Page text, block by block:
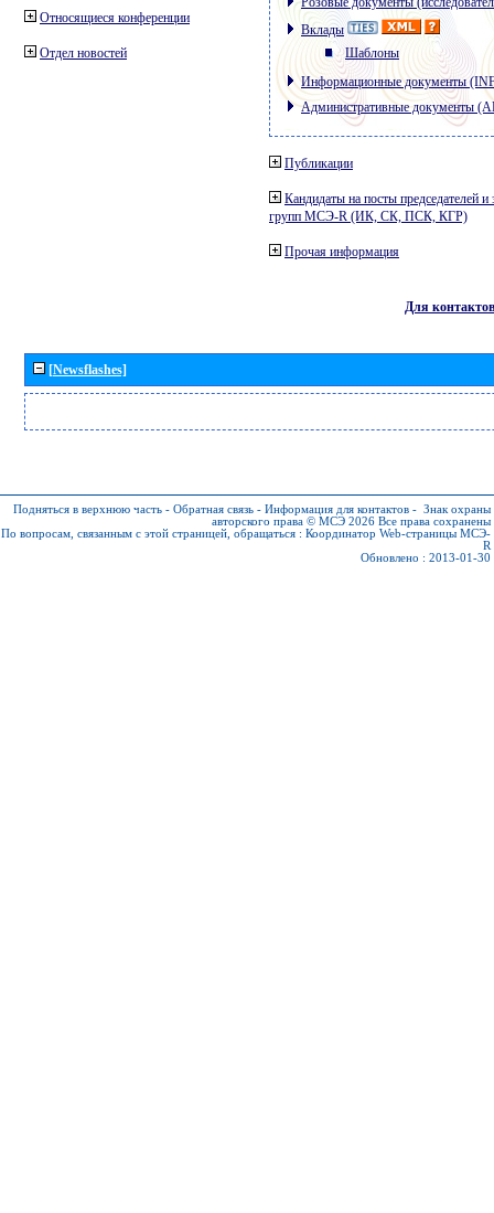
Относящиеся конференции
Отдел новостей
Вклады
Шаблоны
Информационные документы
Административные документы
Публикации
Кандидаты на посты председателей и
групп МСЭ-R (ИК, СК, ПСК, КГР)
Прочая информация
Для контактов
[Newsflashes]
Подняться в верхнюю часть - Обратная связь - Информация для контактов - Знак охраны
авторского права © МСЭ 2026 Все права сохранены
По вопросам, связанным с этой страницей, обращаться : Координатор Web-страницы МСЭ-
R
Обновлено : 2013-01-30